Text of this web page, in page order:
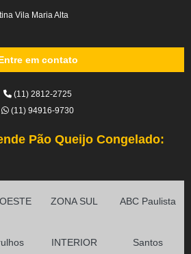
Vila Maria Alta
em contato
(11) 2812-2725
(11) 94916-9730
Pão Queijo Congelado:
ZONA SUL ABC Paulista
INTERIOR Santos